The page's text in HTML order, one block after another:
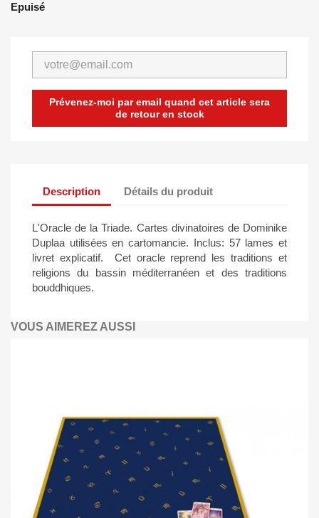
Epuisé
Prévenez-moi par email quand cet article sera
de retour en stock
Description Détails du produit
L'Oracle de la Triade. Cartes divinatoires de Dominike
Duplaa utilisées en cartomancie. Inclus: 57 lames et
livret explicatif. Cet oracle reprend les traditions et
religions du bassin méditerranéen et des traditions
bouddhiques.
VOUS AIMEREZ AUSSI